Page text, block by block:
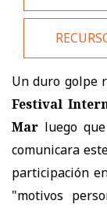
Un duro golpe
Festival
Mar luego
comunicara
participación
"motivos